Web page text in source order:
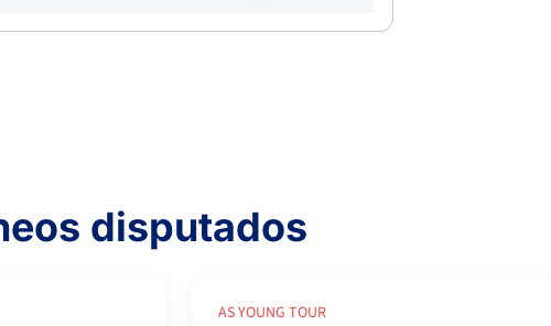
disputados
AS YOUNG TOUR